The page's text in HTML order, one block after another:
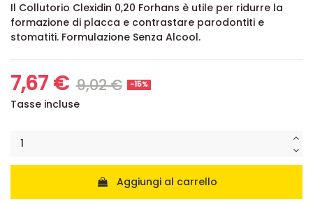
Il Collutorio Clexidin 0,20 Forhans è utile per ridurre la
formazione di placca e contrastare parodontiti e
stomatiti. Formulazione Senza Alcool.
7,67 € 9,02 € -15%
Tasse incluse
Aggiungi al carrello